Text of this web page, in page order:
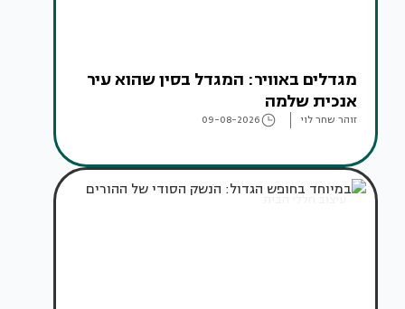
מגדלים באוויר: המגדל בסין שהוא עיר
אנכית שלמה
זוהר שחר לוי 09-08-2026